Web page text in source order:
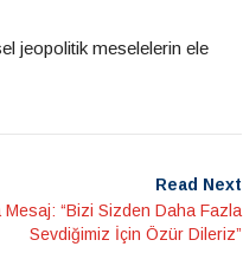
jeopolitik meselelerin ele
Read Next
Mesaj: “Bizi Sizden Daha Fazla
Sevdiğimiz İçin Özür Dileriz”